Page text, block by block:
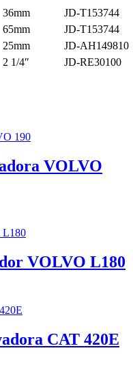
36mm
JD-T153744
65mm
JD-T153744
25mm
JD-AH149810
2 1/4″
JD-RE30100
VOLVO
VOLVO L180
CAT 420E